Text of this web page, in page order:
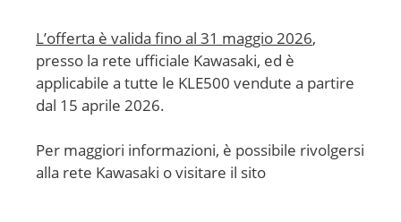
L’offerta è valida fino al 31 maggio2026,
presso la rete ufficiale Kawasaki, ed è
applicabile a tutte le KLE500 vendute a partire
dal 15 aprile 2026.
Per maggiori informazioni, è possibile rivolgersi
alla rete Kawasaki o visitare il sito